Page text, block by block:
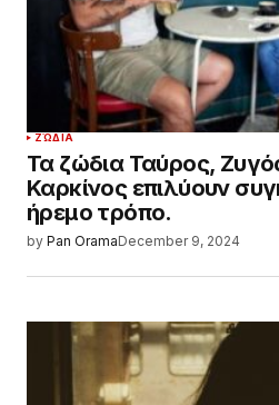
ΖΏΔΙΑ
Τα ζώδια Ταύρος,
Καρκίνος επιλύουν
ήρεμο τρόπο.
by Pan OramaDecember 9, 2024